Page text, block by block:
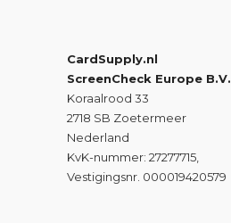
CardSupply.nl
ScreenCheck Europe B.V.
Koraalrood 33
2718 SB Zoetermeer
Nederland
KvK-nummer: 27277715,
Vestigingsnr. 000019420579